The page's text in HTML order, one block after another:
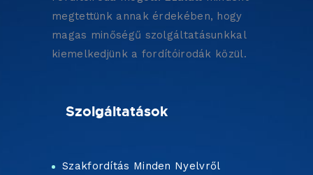
megtettünk annak érdekében, hogy
magas minőségű szolgáltatásunkkal
kiemelkedjünk a fordítóirodák közül.
Szolgáltatások
Szakfordítás Minden Nyelvről